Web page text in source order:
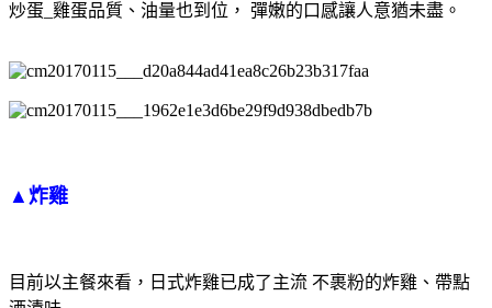
炒蛋_雞蛋品質、油量也到位， 彈嫩的口感讓人意猶未盡。
▲炸雞
目前以主餐來看，日式炸雞已成了主流 不裹粉的炸雞、帶點